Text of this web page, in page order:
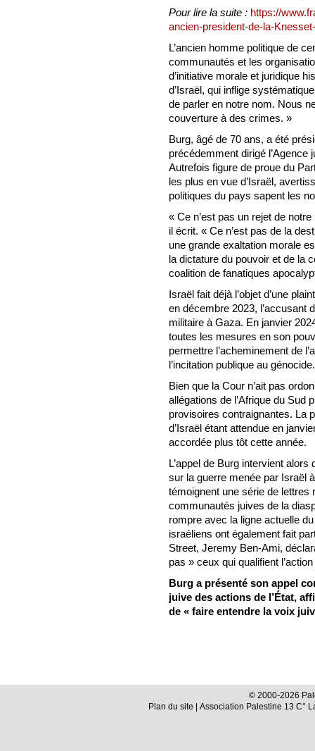
Pour lire la suite : https://
ancien-president-de-la-
L’ancien homme politique de
communautés et les
d’initiative morale et juridique
d’Israël, qui inflige
de parler en notre nom. Nous
couverture à des crimes. »
Burg, âgé de 70 ans, a été
précédemment dirigé l’Agence
Autrefois figure de proue du
les plus en vue d’Israël,
politiques du pays sapent les
« Ce n’est pas un rejet de
il écrit. « Ce n’est pas de la
une grande exaltation morale
la dictature du pouvoir et de la
coalition de fanatiques
Israël fait déjà l’objet d’une
en décembre 2023, l’accusant
militaire à Gaza. En janvier
toutes les mesures en son
permettre l’acheminement de
l’incitation publique au génocide.
Bien que la Cour n’ait pas
allégations de l’Afrique du Sud
provisoires contraignantes. La
d’Israël étant attendue en
accordée plus tôt cette année.
L’appel de Burg intervient
sur la guerre menée par Israël
témoignent une série de lettres
communautés juives de la
rompre avec la ligne actuelle
israéliens ont également fait
Street, Jeremy Ben-Ami,
pas » ceux qui qualifient
Burg a présenté son appel
juive des actions de l’État,
de « faire entendre la voix
© 2000-2026
Plan du site | Association Palestine 13 C°